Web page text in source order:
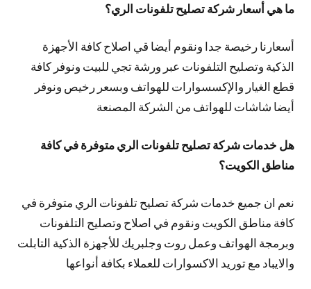
ما هي أسعار شركة تصليح تلفونات الري؟
أسعارنا رخيصة جدا ونقوم أيضا قي اصلاح كافة الأجهزة
الذكية وتصليح التلفونات عبر ورشة تجي للبيت ونوفر كافة
قطع الغيار والإكسسوارات للهواتف وبسعر رخيص ونوفر
أيضا شاشات للهواتف من الشركة المصنعة
هل خدمات شركة تصليح تلفونات الري متوفرة في كافة
مناطق الكويت؟
نعم ان جميع خدمات شركة تصليح تلفونات الري متوفرة في
كافة مناطق الكويت ونقوم في اصلاح وتصليح التلفونات
وبرمجة الهواتف وعمل روت وجلبريك للأجهزة الذكية التابلت
والايباد مع توريد الاكسوارات للعملاء بكافة أنواعها